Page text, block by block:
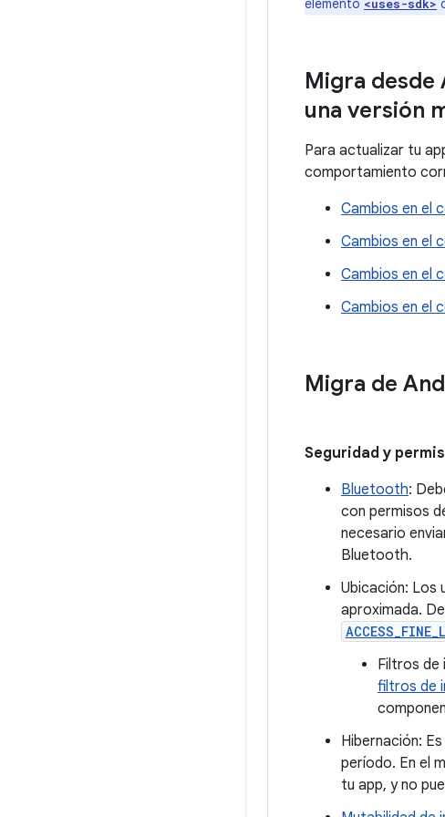
elemento <uses-sdk>
Migra desde
una versión
Para actualizar tu
comportamiento
Cambios en el
Cambios en el
Cambios en el
Cambios en el
Migra de
Seguridad y
Bluetooth:
con permisos
necesario
Bluetooth.
Ubicación: Los
aproximada.
Filtros de
filtros de
Hibernación:
período. En el
tu app, y no